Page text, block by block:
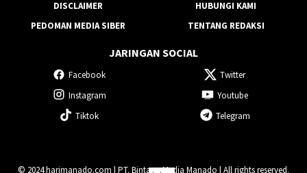
DISCLAIMER
HUBUNGI KAMI
PEDOMAN MEDIA SIBER
TENTANG REDAKSI
JARINGAN SOCIAL
Facebook
Twitter
Instagram
Youtube
Tiktok
Telegram
© 2024 harimanado.com | PT. Bintang Media Manado | All rights reserved.